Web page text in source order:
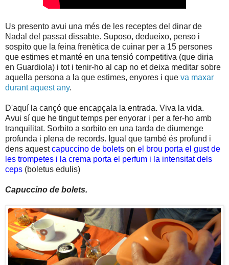
Us presento avui una més de les receptes del dinar de
Nadal del passat dissabte. Suposo, dedueixo, penso i
sospito que la feina frenètica de cuinar per a 15 persones
que estimes et manté en una tensió competitiva (que diria
en Guardiola) i tot i tenir-ho al cap no et deixa meditar sobre
aquella persona a la que estimes, enyores i que va maxar
durant aquest any.
D'aquí la cançó que encapçala la entrada. Viva la vida.
Avui sí que he tingut temps per enyorar i per a fer-ho amb
tranquilitat. Sorbito a sorbito en una tarda de diumenge
profunda i plena de records. Igual que també és profund i
dens aquestcapuccino de bolets on el brou porta el gust de
les trompetes i la crema porta el perfum i la intensitat dels
ceps (boletus edulis)
Capuccino de bolets.